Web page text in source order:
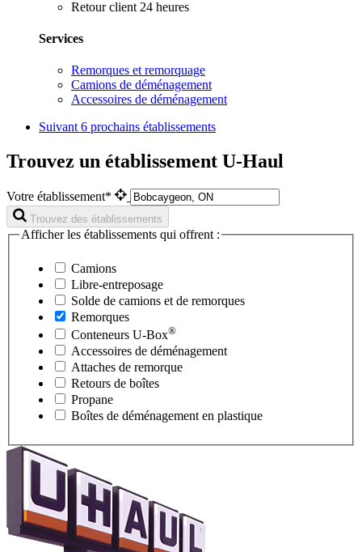
Retour client 24 heures
Services
Remorques et remorquage
Camions de déménagement
Accessoires de déménagement
Suivant 6 prochains établissements
Trouvez un établissement U-Haul
Votre établissement*
Trouvez des établissements
Afficher les établissements qui offrent :
Camions
Libre-entreposage
Solde de camions et de remorques
Remorques
Conteneurs U-Box®
Accessoires de déménagement
Attaches de remorque
Retours de boîtes
Propane
Boîtes de déménagement en plastique